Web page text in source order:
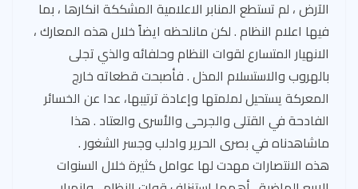
الآرض ، لم تستطع المنابر الاعلامية المشككة انكارها ، بما
فيها اعلام النظام . لكن مانلحظه ايضاً خلال هذه المعارك ،
الانهيار المتسارع لقوات النظام وحلفائه والذي تجلى
بالهروب والاستسلام المذل . فأصبحت قطعاته خارج
المعركة يستحيل لملمتها وإعادة ترتيبها، عدا عن الخسائر
الفادحة في القتلى والجرحى والأسرى والعتاد . هذا
ماشاهدناه في بصرى الحرير وادلب وجسر الشغور .
هذه الانتصارات مهدت لها عوامل كثيرة خلال السنوات